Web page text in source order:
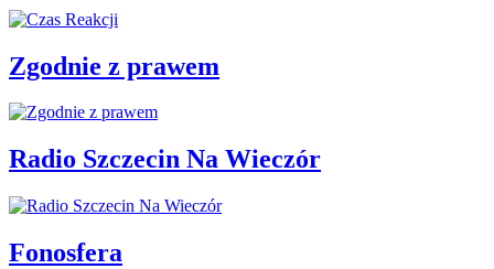
Zgodnie z prawem
Radio Szczecin Na Wieczór
Fonosfera